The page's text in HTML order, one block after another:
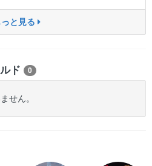
っと見る
ド 0
せん。